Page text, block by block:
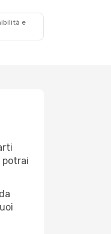
e
potrai